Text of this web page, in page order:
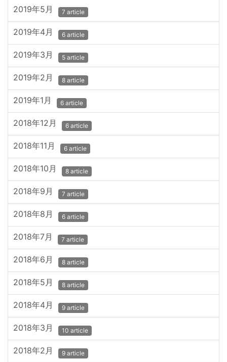
2019年5月 7 article
2019年4月 6 article
2019年3月 5 article
2019年2月 8 article
2019年1月 6 article
2018年12月 6 article
2018年11月 6 article
2018年10月 8 article
2018年9月 7 article
2018年8月 6 article
2018年7月 7 article
2018年6月 8 article
2018年5月 8 article
2018年4月 9 article
2018年3月 10 article
2018年2月 9 article